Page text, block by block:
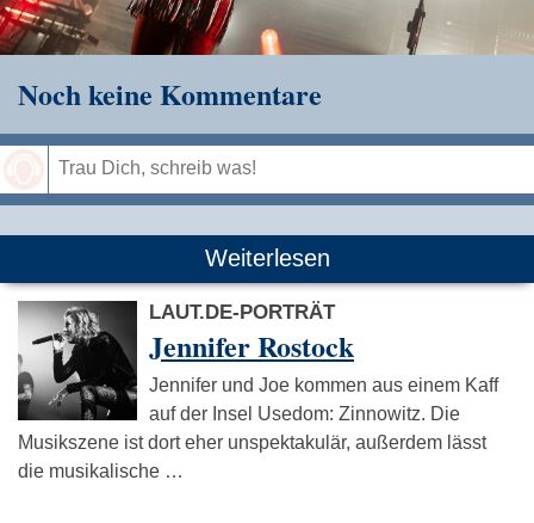
Noch keine Kommentare
Weiterlesen
LAUT.DE-PORTRÄT
Jennifer Rostock
Jennifer und Joe kommen aus einem Kaff
auf der Insel Usedom: Zinnowitz. Die
Musikszene ist dort eher unspektakulär, außerdem lässt
die musikalische …